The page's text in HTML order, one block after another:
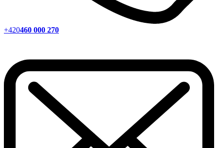
+420460 000 270